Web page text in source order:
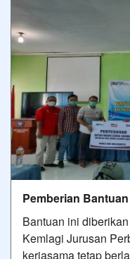
Pemberian
Bantuan ini
Kemlagi Jurusan
kerjasama tetap